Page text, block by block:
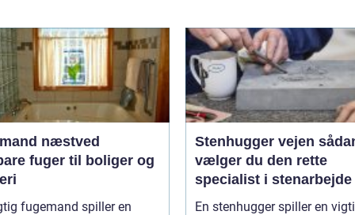
næstved
fuger til boliger og
fugemand spiller en
Stenhugger vejen sådan
vælger du den rette
specialist i stenarbejde
En stenhugger spiller en